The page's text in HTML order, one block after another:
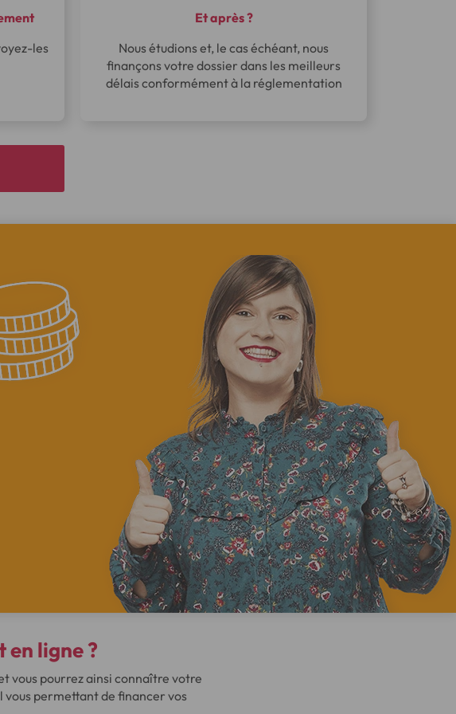
les
Et après ?
Nous étudions et, le cas échéant, nous
finançons votre dossier dans les meilleurs
délais conformément à la réglementation
ligne ?
vous pourrez ainsi connaître votre
permettant de financer vos